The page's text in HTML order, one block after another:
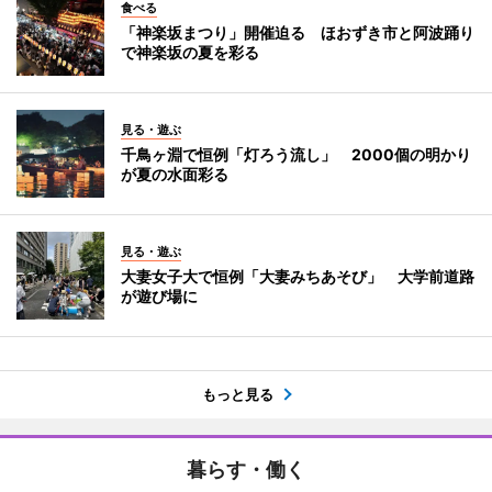
食べる
「神楽坂まつり」開催迫る ほおずき市と阿波踊り
で神楽坂の夏を彩る
見る・遊ぶ
千鳥ヶ淵で恒例「灯ろう流し」 2000個の明かり
が夏の水面彩る
見る・遊ぶ
大妻女子大で恒例「大妻みちあそび」 大学前道路
が遊び場に
もっと見る
暮らす・働く